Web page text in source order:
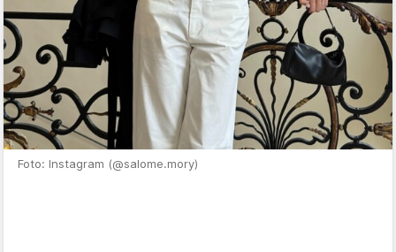
Foto: Instagram (@salome.mory)